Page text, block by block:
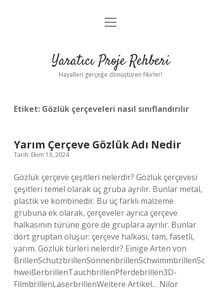
Anasayfa
Yasal Uyarı
menüyü
Yaratıcı Proje Rehberi
Hayalleri gerçeğe dönüştüren fikirler!
Etiket: Gözlük çerçeveleri nasıl sınıflandırılır
Yarım Çerçeve Gözlük Adı Nedir
Tarih: Ekim 13, 2024
Gözlük çerçeve çeşitleri nelerdir? Gözlük çerçevesi
çeşitleri temel olarak üç gruba ayrılır. Bunlar metal,
plastik ve kombinedir. Bu üç farklı malzeme
grubuna ek olarak, çerçeveler ayrıca çerçeve
halkasının türüne göre de gruplara ayrılır. Bunlar
dört gruptan oluşur: çerçeve halkası, tam, fasetli,
yarım. Gözlük türleri nelerdir? Einige Arten von
BrillenSchutzbrillenSonnenbrillenSchwimmbrillenSc
hweißerbrillenTauchbrillenPferdebrillen3D-
FilmbrillenLaserbrillenWeitere Artikel… Nilor